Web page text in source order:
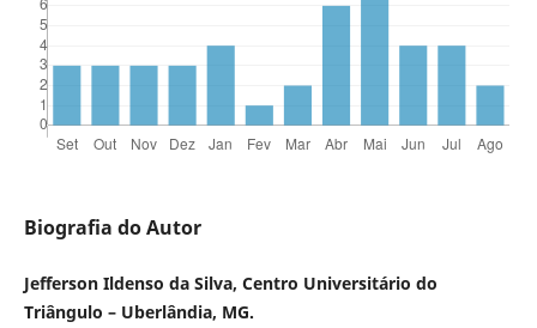
Biografia do Autor
Jefferson Ildenso da Silva, Centro Universitário do
Triângulo – Uberlândia, MG.